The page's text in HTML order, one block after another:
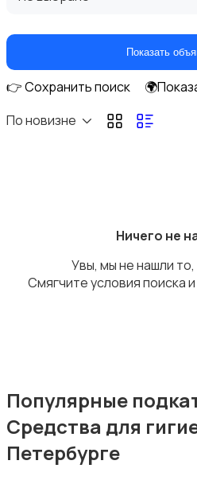
Уход за волосами
Уход за кожей
Показать
👉 Сохранить поиск
По новизне
Ничего не
Увы, мы не нашли то,
Смягчите условия поиска
Популярные
Средства для
Петербурге